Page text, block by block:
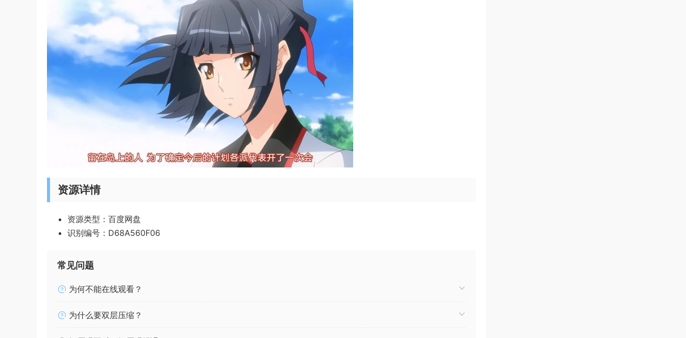
资源详情
资源类型：百度网盘
识别编号：D68A560F06
常见问题
为何不能在线观看？
为什么要双层压缩？